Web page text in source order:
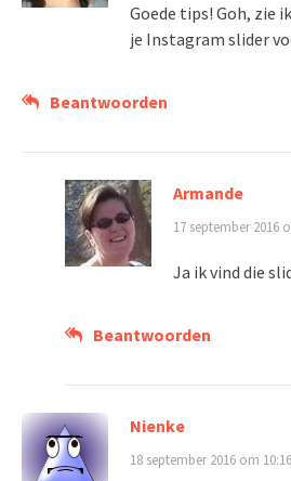
Goede tips! Goh, zie
je Instagram slider
Beantwoorden
Armande
17 september 2016
Ja ik vind die
Beantwoorden
Nienke
18 september 2016 om 10:16